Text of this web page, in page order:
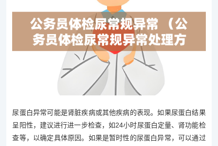
尿蛋白异常可能是肾脏疾病或其他疾病的表现。如果尿蛋白结果
呈阳性，建议进行进一步检查，如24小时尿蛋白定量、肾功能检
查等，以确定具体原因。如果是暂时性的尿蛋白异常，可以通过